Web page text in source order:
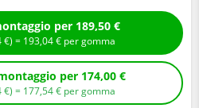
Compra con montaggio per 189,50 €
€ ) = 193,04€ per gomma
Compra senza montaggio per 174,00 €
€ ) = 177,54€ per gomma